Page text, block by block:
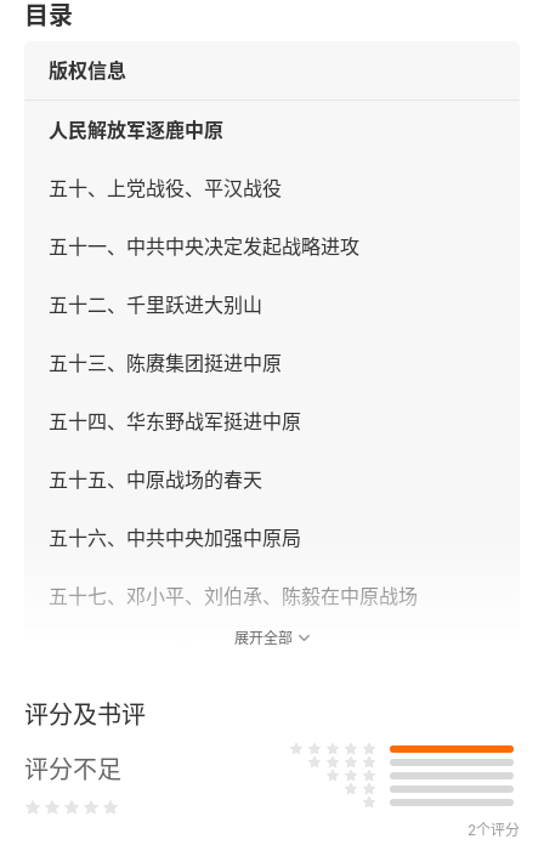
目录
版权信息
人民解放军逐鹿中原
五十、上党战役、平汉战役
五十一、中共中央决定发起战略进攻
五十二、千里跃进大别山
五十三、陈赓集团挺进中原
五十四、华东野战军挺进中原
五十五、中原战场的春天
五十六、中共中央加强中原局
五十七、邓小平、刘伯承、陈毅在中原战场
五十八、“打进济南府，活捉王耀武”
五十九、毛泽东选择决战东北
展开全部
评分及书评
评分不足
2个评分